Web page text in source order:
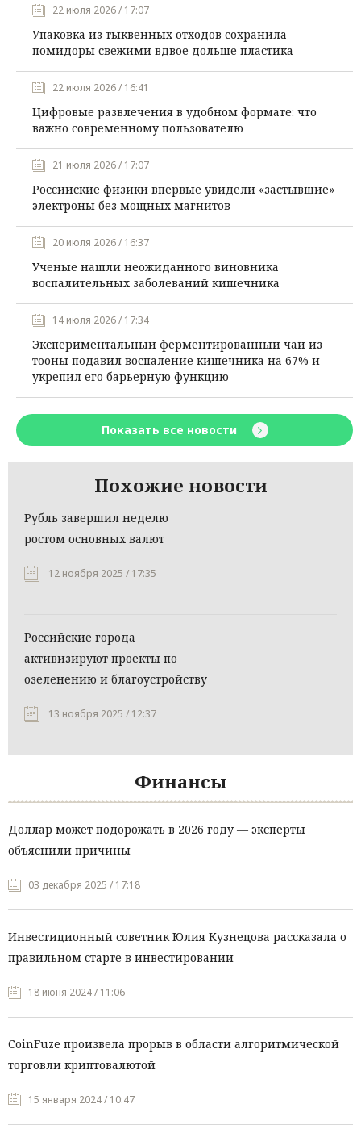
22 июля 2026 / 17:07
Упаковка из тыквенных отходов сохранила
помидоры свежими вдвое дольше пластика
22 июля 2026 / 16:41
Цифровые развлечения в удобном формате: что
важно современному пользователю
21 июля 2026 / 17:07
Российские физики впервые увидели «застывшие»
электроны без мощных магнитов
20 июля 2026 / 16:37
Ученые нашли неожиданного виновника
воспалительных заболеваний кишечника
14 июля 2026 / 17:34
Экспериментальный ферментированный чай из
тооны подавил воспаление кишечника на 67% и
укрепил его барьерную функцию
Показать все новости
Похожие новости
Рубль завершил неделю
ростом основных валют
12 ноября 2025 / 17:35
Российские города
активизируют проекты по
озеленению и благоустройству
13 ноября 2025 / 12:37
Финансы
Доллар может подорожать в 2026 году — эксперты
объяснили причины
03 декабря 2025 / 17:18
Инвестиционный советник Юлия Кузнецова рассказала о
правильном старте в инвестировании
18 июня 2024 / 11:06
CoinFuze произвела прорыв в области алгоритмической
торговли криптовалютой
15 января 2024 / 10:47